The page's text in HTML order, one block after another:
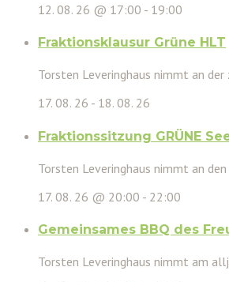
12. 08. 26 @ 17:00 - 19:00
Fraktionsklausur Grüne HLT
Torsten Leveringhaus nimmt an
17. 08. 26 - 18. 08. 26
Fraktionssitzung GRÜNE
Torsten Leveringhaus nimmt an
17. 08. 26 @ 20:00 - 22:00
Gemeinsames BBQ des
Torsten Leveringhaus nimmt am